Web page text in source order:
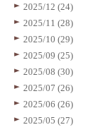
2025/12 (24)
2025/11 (28)
2025/10 (29)
2025/09 (25)
2025/08 (30)
2025/07 (26)
2025/06 (26)
2025/05 (27)